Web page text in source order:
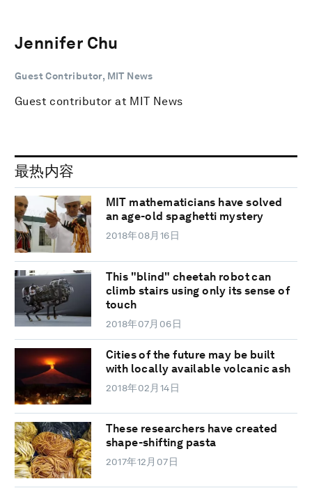
Jennifer Chu
Guest Contributor, MIT News
Guest contributor at MIT News
最热内容
MIT mathematicians have solved
an age-old spaghetti mystery
2018年08月16日
This "blind" cheetah robot can
climb stairs using only its sense of
touch
2018年07月06日
Cities of the future may be built
with locally available volcanic ash
2018年02月14日
These researchers have created
shape-shifting pasta
2017年12月07日